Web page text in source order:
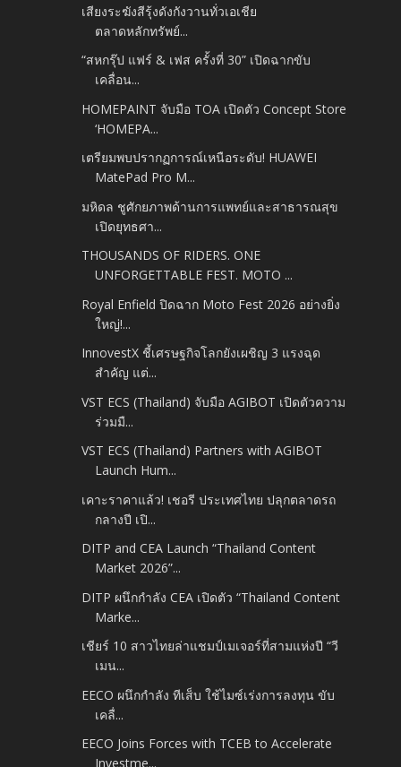
เสียงระฆังสีรุ้งดังกังวานทั่วเอเชีย
ตลาดหลักทรัพย์...
“สหกรุ๊ป แฟร์ & เฟส ครั้งที่ 30” เปิดฉากขับ
เคลื่อน...
HOMEPAINT จับมือ TOA เปิดตัว Concept Store
‘HOMEPA...
เตรียมพบปรากฏการณ์เหนือระดับ! HUAWEI
MatePad Pro M...
มหิดล ชูศักยภาพด้านการแพทย์และสาธารณสุข
เปิดยุทธศา...
THOUSANDS OF RIDERS. ONE
UNFORGETTABLE FEST. MOTO ...
Royal Enfield ปิดฉาก Moto Fest 2026 อย่างยิ่ง
ใหญ่!...
InnovestX ชี้เศรษฐกิจโลกยังเผชิญ 3 แรงฉุด
สำคัญ แต่...
VST ECS (Thailand) จับมือ AGIBOT เปิดตัวความ
ร่วมมื...
VST ECS (Thailand) Partners with AGIBOT
Launch Hum...
เคาะราคาแล้ว! เชอรี ประเทศไทย ปลุกตลาดรถ
กลางปี เปิ...
DITP and CEA Launch “Thailand Content
Market 2026”...
DITP ผนึกกำลัง CEA เปิดตัว “Thailand Content
Marke...
เชียร์ 10 สาวไทยล่าแชมป์เมเจอร์ที่สามแห่งปี “วี
เมน...
EECO ผนึกกำลัง ทีเส็บ ใช้ไมซ์เร่งการลงทุน ขับ
เคลื่...
EECO Joins Forces with TCEB to Accelerate
Investme...